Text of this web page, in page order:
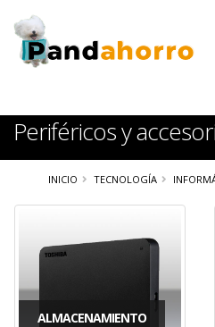
Periféricos y
INICIO TECNOLOGÍA
ALMACENAMIENTO